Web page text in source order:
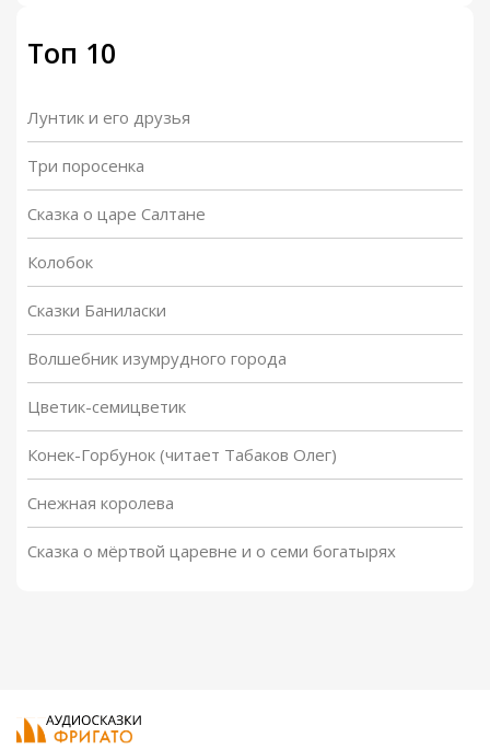
Топ 10
Лунтик и его друзья
Три поросенка
Сказка о царе Салтане
Колобок
Сказки Баниласки
Волшебник изумрудного города
Цветик-семицветик
Конек-Горбунок (читает Табаков Олег)
Снежная королева
Сказка о мёртвой царевне и о семи богатырях